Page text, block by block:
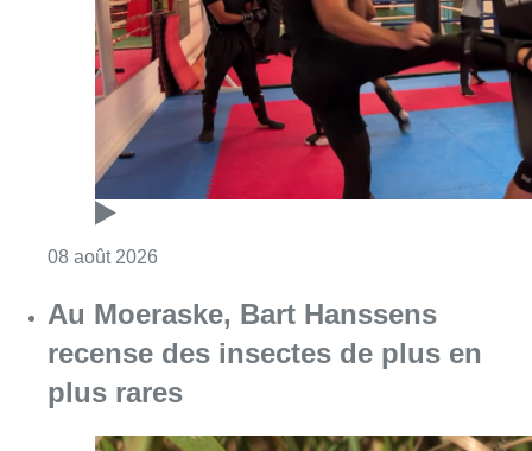
08 août 2026
Au Moeraske, Bart Hanssens
recense des insectes de plus en
plus rares